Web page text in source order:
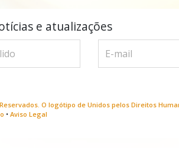
e atualizações
O logótipo de Unidos pelos Direitos
• Aviso Legal